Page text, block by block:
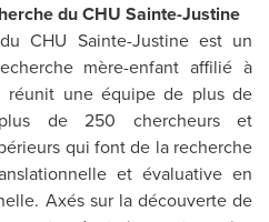
du CHU Sainte-Justine
CHU Sainte-Justine est un
mère-enfant affilié à
réunit une équipe de plus de
de 250 chercheurs et
qui font de la recherche
et évaluative en
Axés sur la découverte de